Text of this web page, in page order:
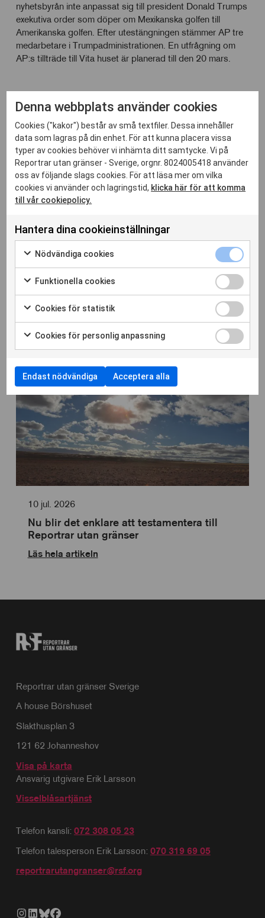
nyhetsbyrån inte anpassat sig till president Donald Trumps
exekutiva order som döper om Mexikanska golfen till
Amerikanska golfen. Efter utestängningen stämmer AP tre
medarbetare i Trumpadministrationen. En utfrågning om
AP:s tillträde till Vita huset är planerad till den 20 mars.
Relaterade inlägg
30 jul. 2026
Månadskrönika juli: Orden någon annan
vill rista in i oss
10 jul. 2026
Nu blir det enklare att testamentera till
Reportrar utan gränser
Läs hela artikeln
Reportrar utan gränser Sverige
A house Börshuset
Slakthusplan 3
121 62 Johanneshov
Visa på karta
Ansvarig utgivare Erik Larsson
Visselblåsartjänst
Telefon kansli: 072 308 05 23
Telefon talesperson Erik Larsson: 070 319 69 05
reportrarutangranser@rsf.org
Denna webbplats använder cookies
Cookies ("kakor") består av små textfiler. Dessa innehåller
data som lagras på din enhet. För att kunna placera vissa
typer av cookies behöver vi inhämta ditt samtycke. Vi på
Reportrar utan gränser - Sverige, orgnr. 8024005418 använder
oss av följande slags cookies. För att läsa mer om vilka
cookies vi använder och lagringstid, klicka här för att komma
till vår cookiepolicy.
Hantera dina cookieinställningar
Nödvändiga cookies
Markera
för
samtycka
till
användning
av
cookies
Funktionella cookies
Markera
för
samtycka
till
användning
Funktionella
cookies
cookies
Cookies för statistik
Markera
för
samtycka
till
användning
av
Cookies
för
statistik
Cookies
för
statistik
Cookies för personlig anpassning
Markera
att
samtycka
användning
Cookies
för
personlig
Cookies
för
Endast nödvändiga Acceptera alla